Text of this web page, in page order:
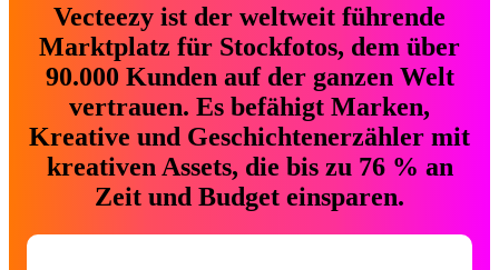
Vecteezy ist der weltweit führende
Marktplatz für Stockfotos, dem über
90.000 Kunden auf der ganzen Welt
vertrauen. Es befähigt Marken,
Kreative und Geschichtenerzähler mit
kreativen Assets, die bis zu 76 % an
Zeit und Budget einsparen.